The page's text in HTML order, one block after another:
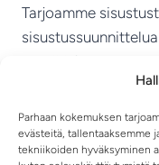
Parhaan kokemuksen
evästeitä, tallentaaksemme
tekniikoiden hyväksyminen
Tarjoamme
MIKKELIN VITRIINI